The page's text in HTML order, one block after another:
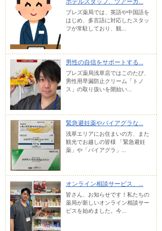
ホテルスタッフ、ツアーガ...
ブレズ薬局では、英語や中国語を
はじめ、多言語に対応したスタッ
フが常駐しており、観...
男性の自信をサポートする...
ブレズ薬局浅草店ではこのたび、
男性用早漏防止クリーム「トノ
ス」の取り扱いを開始い...
緊急避妊薬やバイアグラな...
浅草エリアにお住まいの方、また
観光でお越しの皆様 「緊急避妊
薬」や「バイアグラ」...
オンライン相談サービス、...
皆さん、お知らせです！私たちの
薬局が新しいオンライン相談サー
ビスを始めました。今...